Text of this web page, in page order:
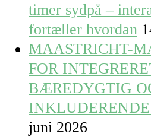
timer sydpå –
fortæller hvordan
MAASTRICHT-
FOR
BÆREDYGTIG
juni 2026